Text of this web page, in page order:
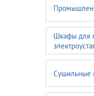
Шкафы для
Сушильные